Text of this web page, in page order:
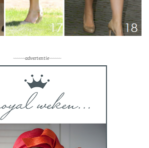
~~~~~~advertentie~~~~~~